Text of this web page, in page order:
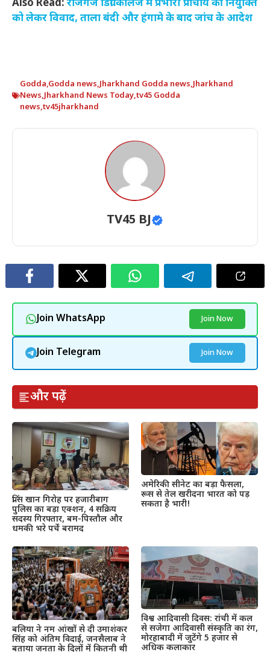
Also Read: राजगंज डिग्री कॉलेज में प्रभारी प्राचार्य की नियुक्ति
को लेकर विवाद, ताला बंदी और हंगामे के बाद जांच के आदेश
Godda,Godda news,Jharkhand Godda news,Jharkhand
News,Jharkhand News Today,tv45 Godda
news,tv45jharkhand
TV45 BJ
Join WhatsApp Join Now
Join Telegram Join Now
और पढ़ें
प्रिंस खान गिरोह पर हजारीबाग
पुलिस का बड़ा एक्शन, 4 सक्रिय
सदस्य गिरफ्तार, बम-पिस्तौल और
धमकी भरे पर्चे बरामद
अमेरिकी सीनेट का बड़ा फैसला,
रूस से तेल खरीदना भारत को पड़
सकता है भारी!
बलिया ने नम आंखों से दी उमाशंकर
सिंह को अंतिम विदाई, जनसैलाब ने
बताया जनता के दिलों में कितनी थी
विश्व आदिवासी दिवस: रांची में कल
से सजेगा आदिवासी संस्कृति का रंग,
मोरहाबादी में जुटेंगे 5 हजार से
अधिक कलाकार